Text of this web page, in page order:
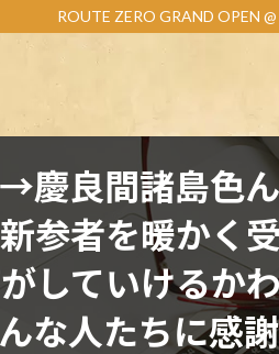
ROUTE ZERO GRAND OPEN
良間諸島色
参者を暖かく
ていけるか
な人たちに感